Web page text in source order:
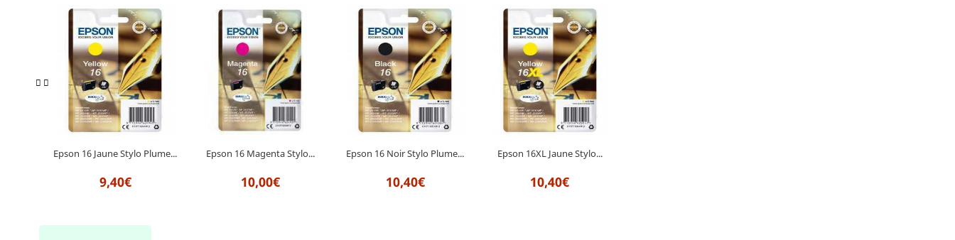
Epson 16 Jaune Stylo Plume...
9,40€
Epson 16 Magenta Stylo...
10,00€
Epson 16 Noir Stylo Plume...
10,40€
Epson 16XL Jaune Stylo...
10,40€